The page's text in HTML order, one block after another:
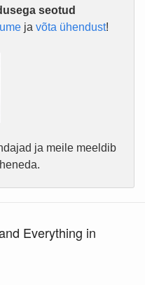
seotud
ja võta ühendust!
ja meile meeldib
Everything in